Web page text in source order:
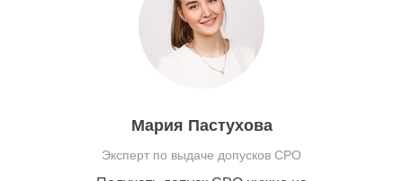
Мария Пастухова
Эксперт по выдаче допусков СРО